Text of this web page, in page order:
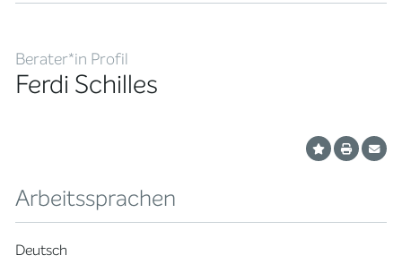
Berater*in Profil
Ferdi Schilles
Arbeitssprachen
Deutsch